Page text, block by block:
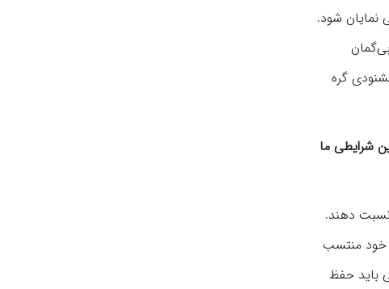
نمایان شود.
گره
شرایطی ما
دهند.
خود منتسب
باید حفظ